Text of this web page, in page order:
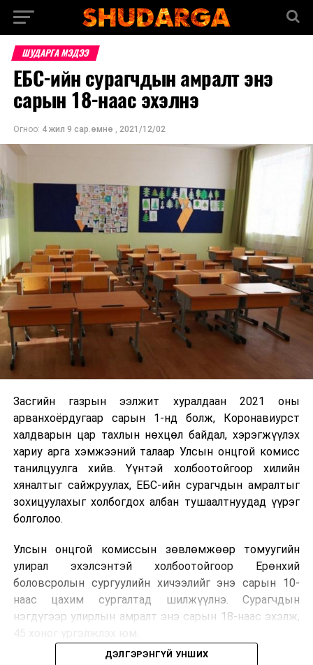
ШУДАРГА МЭДЭЭ
ЕБС-ийн сурагчдын амралт энэ
сарын 18-наас эхэлнэ
Огноо: 4 жил 9 сар.өмнө , 2021/12/02
Засгийн газрын ээлжит хуралдаан 2021 оны
арванхоёрдугаар сарын 1-нд болж, Коронавиурст
халдварын цар тахлын нөхцөл байдал, хэрэгжүүлэх
хариу арга хэмжээний талаар Улсын онцгой комисс
танилцуулга хийв. Үүнтэй холбоотойгоор хилийн
хяналтыг сайжруулах, ЕБС-ийн сурагчдын амралтыг
зохицуулахыг холбогдох албан тушаалтнуудад үүрэг
болголоо.
Улсын онцгой комиссын зөвлөмжөөр томуугийн
улирал эхэлсэнтэй холбоотойгоор Ерөнхий
боловсролын сургуулийн хичээлийг энэ сарын 10-
наас цахим сургалтад шилжүүлнэ. Сурагчдын
нэгдүгээр улирлын амралт энэ сарын 18-наас эхэлж,
ДЭЛГЭРЭНГҮЙ УНШИХ